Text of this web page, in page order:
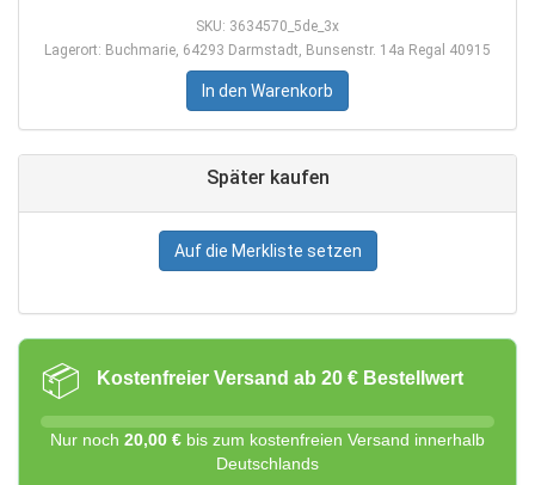
SKU: 3634570_5de_3x
Lagerort: Buchmarie, 64293 Darmstadt, Bunsenstr. 14a Regal 40915
In den Warenkorb
Später kaufen
Auf die Merkliste setzen
📦 Kostenfreier Versand ab 20 € Bestellwert
Nur noch 20,00 € bis zum kostenfreien Versand innerhalb
Deutschlands